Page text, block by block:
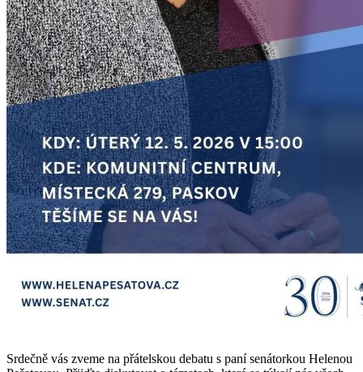
Srdečně vás zveme na přátelskou debatu s paní senátorkou Helenou